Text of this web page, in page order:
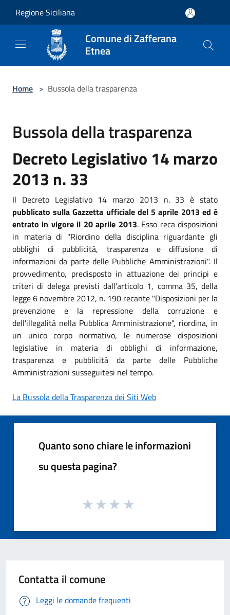
Regione Siciliana
Comune di Zafferana
Etnea
Home > Bussola della trasparenza
Bussola della trasparenza
Decreto Legislativo 14 marzo
2013 n. 33
Il Decreto Legislativo 14 marzo 2013 n. 33 è stato
pubblicato sulla Gazzetta ufficiale del 5 aprile 2013 ed è
entrato in vigore il 20 aprile 2013. Esso reca disposizioni
in materia di "Riordino della disciplina riguardante gli
obblighi di pubblicità, trasparenza e diffusione di
informazioni da parte delle Pubbliche Amministrazioni". Il
provvedimento, predisposto in attuazione dei principi e
criteri di delega previsti dall'articolo 1, comma 35, della
legge 6 novembre 2012, n. 190 recante "Disposizioni per la
prevenzione e la repressione della corruzione e
dell'illegalità nella Pubblica Amministrazione", riordina, in
un unico corpo normativo, le numerose disposizioni
legislative in materia di obblighi di informazione,
trasparenza e pubblicità da parte delle Pubbliche
Amministrazioni susseguitesi nel tempo.
La Bussola della Trasparenza dei Siti Web
Quanto sono chiare le informazioni
su questa pagina?
Contatta il comune
Leggi le domande frequenti